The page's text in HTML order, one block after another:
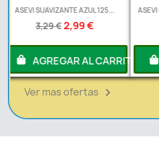
ASEVI QUITAMANCHAS CUELLOS Y...
2,69 €2,50 €
AGREGAR AL CARRITO
Ver mas ofertas 